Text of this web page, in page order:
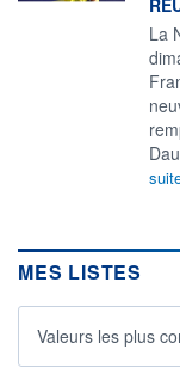
‌La
MES LISTES
Valeurs les plus